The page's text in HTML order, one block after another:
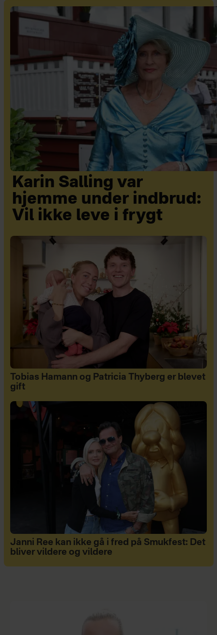
Karin Salling var
hjemme under indbrud:
Vil ikke leve i frygt
Tobias Hamann og Patricia Thyberg er blevet
gift
Janni Ree kan ikke gå i fred på Smukfest: Det
bliver vildere og vildere